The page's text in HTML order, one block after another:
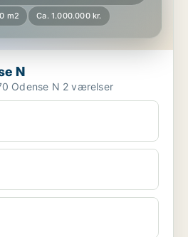
m2 Ca. 1.000.000 kr.
N
Lejlighed til salg i 5270 Odense N 2 værelser